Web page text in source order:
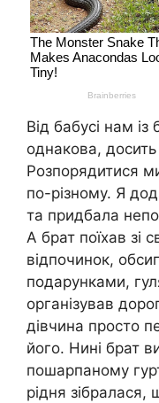
Від бабусі нам
однакова,
Розпорядитися
по-різному. Я
та придбала
А брат поїхав зі
відпочинок,
подарунками,
організував
дівчина просто
його. Нині брат
пошарпаному
рідня зібралася,